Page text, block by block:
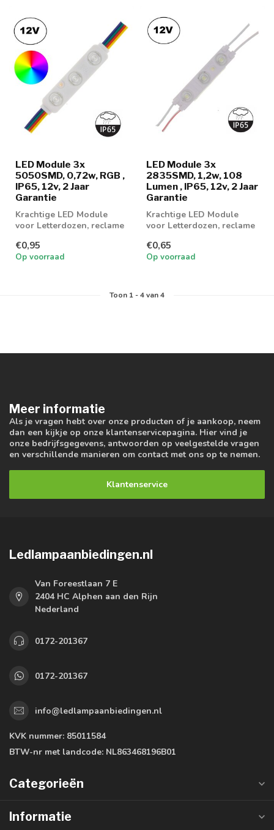
LED Module 3x
5050SMD, 0,72w, RGB ,
IP65, 12v, 2 Jaar
Garantie
Krachtige LED Module
voor Letterdozen, reclame
lichtkleu...
€0,95
Op voorraad
LED Module 3x
2835SMD, 1,2w, 108
Lumen , IP65, 12v, 2 Jaar
Garantie
Krachtige LED Module
voor Letterdozen, reclame
€0,65
Op voorraad
Toon 1-4van 4
Meer informatie
Als je vragen hebt over onze producten of je aankoop, neem
dan een kijkje op onze klantenservicepagina. Hier vind je
onze bedrijfsgegevens, antwoorden op veelgestelde vragen
en verschillende manieren om contact met ons op te nemen.
Klantenservice
Ledlampaanbiedingen.nl
Van Foreestlaan 7 E
2404 HC Alphen aan den Rijn
Nederland
0172-201367
0172-201367
info@ledlampaanbiedingen.nl
KVK nummer: 85011584
BTW-nr met landcode: NL863468196B01
Categorieën
Informatie